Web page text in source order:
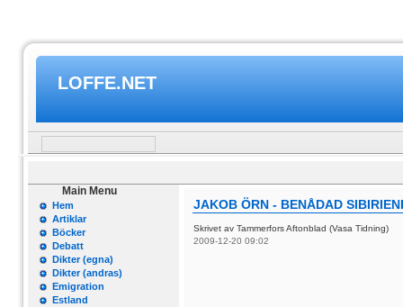
LOFFE.NET
Main Menu
Hem
Artiklar
Böcker
Debatt
Dikter (egna)
Dikter (andras)
Emigration
Estland
JAKOB ÖRN - BENÅDAD
Skrivet av Tammerfors Aftonblad (Vasa Tidning)
2009-12-20 09:02